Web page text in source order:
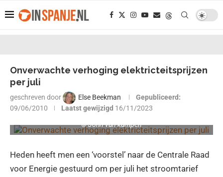
Onverwachte verhoging elektricteitsprijzen
per juli
geschreven door Else Beekman
Gepubliceerd:
09/06/2010
Laatst gewijzigd 16/11/2023
© John van kampen
Heden heeft men een ‘voorstel’ naar de Centrale Raad
voor Energie gestuurd om per juli het stroomtarief